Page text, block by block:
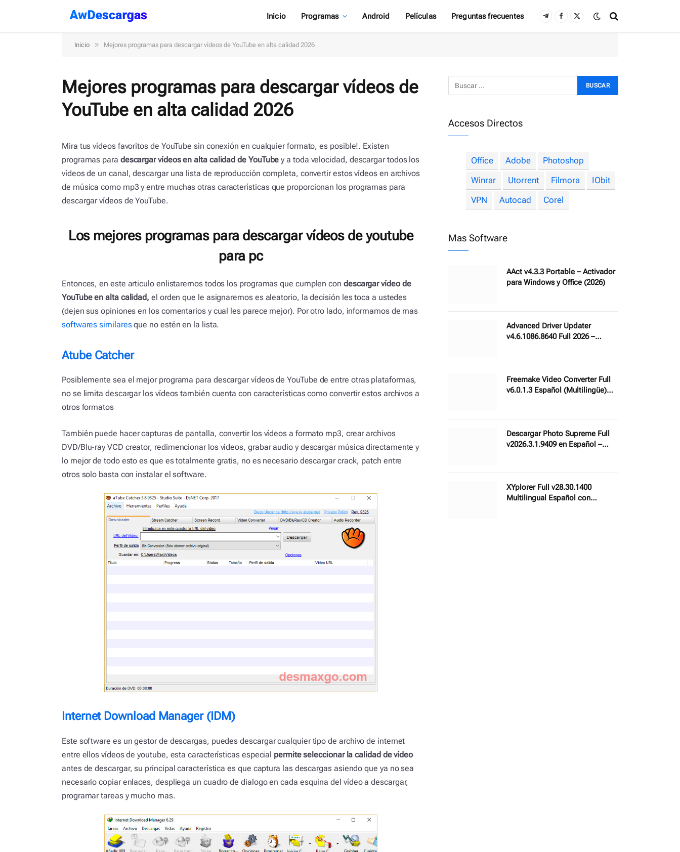
Inicio Programas Android Películas Preguntas frecuentes TelegramFacebook
X
Inicio » Mejores programas para descargar vídeos de YouTube en alta calidad 2026
Mejores programas para descargar vídeos de
YouTube en alta calidad 2026
Mira tus vídeos favoritos de YouTube sin conexión en cualquier formato, es posible!. Existen
programas para descargar vídeos en alta calidad de YouTube y a toda velocidad, descargar todos los
vídeos de un canal, descargar una lista de reproducción completa, convertir estos vídeos en archivos
de música como mp3 y entre muchas otras características que proporcionan los programas para
descargar vídeos de YouTube.
Los mejores programas para descargar vídeos de youtube
para pc
Entonces, en este articulo enlistaremos todos los programas que cumplen con descargar vídeo de
YouTube en alta calidad, el orden que le asignaremos es aleatorio, la decisión les toca a ustedes
(dejen sus opiniones en los comentarios y cual les parece mejor). Por otro lado, informamos de mas
softwares similaresque no estén en la lista.
Atube Catcher
Posiblemente sea el mejor programa para descargar vídeos de YouTube de entre otras plataformas,
no se limita descargar los vídeos también cuenta con características como convertir estos archivos a
otros formatos
También puede hacer capturas de pantalla, convertir los vídeos a formato mp3, crear archivos
DVD/Blu-ray VCD creator, redimencionar los vídeos, grabar audio y descargar música directamente y
lo mejor de todo esto es que es totalmente gratis, no es necesario descargar crack, patch entre
otros solo basta con instalar el software.
Internet Download Manager (IDM)
Este software es un gestor de descargas, puedes descargar cualquier tipo de archivo de internet
entre ellos vídeos de youtube, esta características especial permite seleccionar la calidad de vídeo
antes de descargar, su principal característica es que captura las descargas asiendo que ya no sea
necesario copiar enlaces, despliega un cuadro de dialogo en cada esquina del vídeo a descargar,
programar tareas y mucho mas.
Accesos Directos
Office Adobe
Photoshop
Winrar
Utorrent Filmora
IObit
VPN
Autocad Corel
Mas Software
AAct v4.3.3 Portable – Activador
para Windows y Office (2026)
Advanced Driver Updater
v4.6.1086.8640 Full 2026 –
Freemake Video Converter Full
v6.0.1.3 Español (Multilingüe)
Descargar Photo Supreme Full
v2026.3.1.9409 en Español –
XYplorer Full v28.30.1400
Multilingual Español con